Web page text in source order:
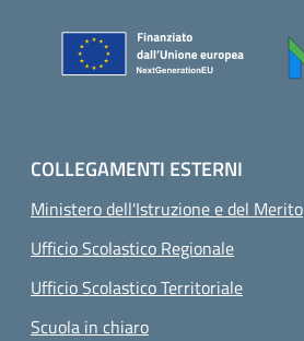
COLLEGAMENTI ESTERNI
Ministero dell'Istruzione e del Merito
Ufficio Scolastico Regionale
Ufficio Scolastico Territoriale
Scuola in chiaro